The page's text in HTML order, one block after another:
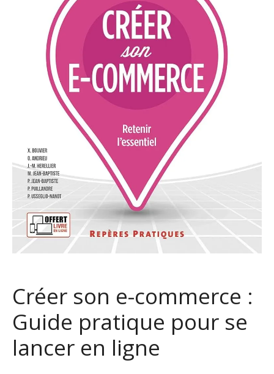
Créer son e-commerce :
Guide pratique pour se
lancer en ligne